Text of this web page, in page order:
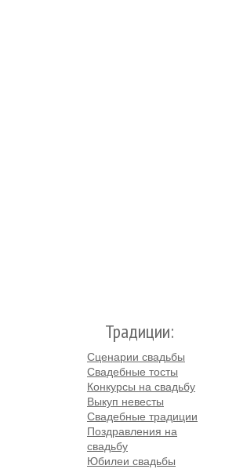
Традиции:
Сценарии свадьбы
Свадебные тосты
Конкурсы на свадьбу
Выкуп невесты
Свадебные традиции
Поздравления на
свадьбу
Юбилеи свадьбы